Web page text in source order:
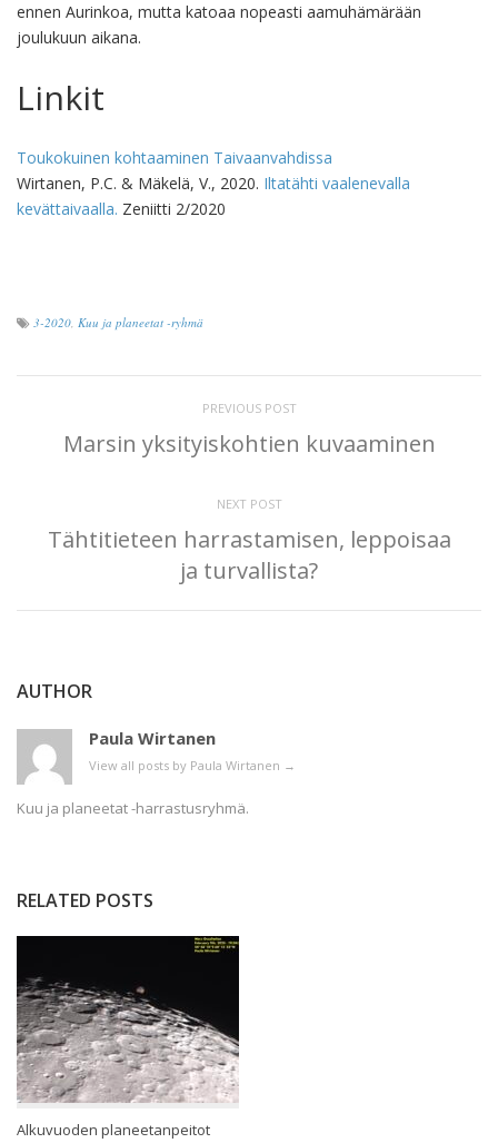
ennen Aurinkoa, mutta katoaa nopeasti aamuhämärään
joulukuun aikana.
Linkit
Toukokuinen kohtaaminen Taivaanvahdissa
Wirtanen, P.C. & Mäkelä, V., 2020. Iltatähti vaalenevalla
kevättaivaalla. Zeniitti 2/2020
3-2020, Kuu ja planeetat -ryhmä
PREVIOUS POST
Marsin yksityiskohtien kuvaaminen
NEXT POST
Tähtitieteen harrastamisen, leppoisaa
ja turvallista?
AUTHOR
Paula Wirtanen
View all posts by Paula Wirtanen →
Kuu ja planeetat -harrastusryhmä.
RELATED POSTS
Alkuvuoden planeetanpeitot